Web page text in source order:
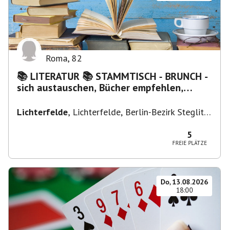
Roma, 82
📚 LITERATUR 📚 STAMMTISCH - BRUNCH -
sich austauschen, Bücher empfehlen,
Lichterfelde, Lichterfelde, Berlin-Bezirk Steglitz-
5
FREIE PLÄTZE
Do, 13.08.2026
18:00